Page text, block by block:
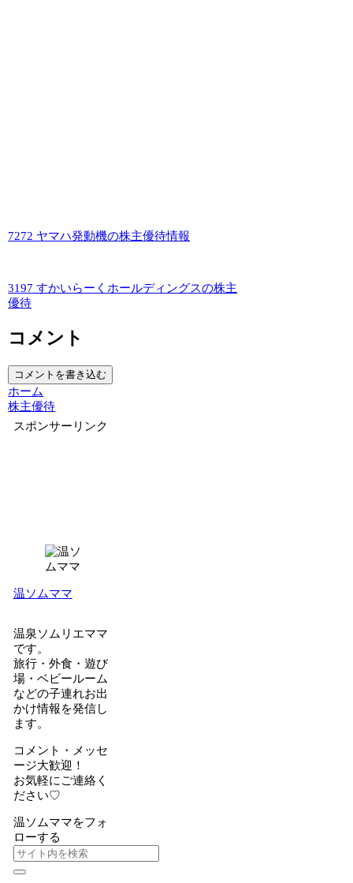
7272 ヤマハ発動機の株主優待情報
3197 すかいらーくホールディングスの株主
優待
コメント
コメントを書き込む
ホーム
株主優待
スポンサーリンク
温ソムママ
温泉ソムリエママ
です。
旅行・外食・遊び
場・ベビールーム
などの子連れお出
かけ情報を発信し
ます。
コメント・メッセ
ージ大歓迎！
お気軽にご連絡く
ださい♡
温ソムママをフォ
ローする